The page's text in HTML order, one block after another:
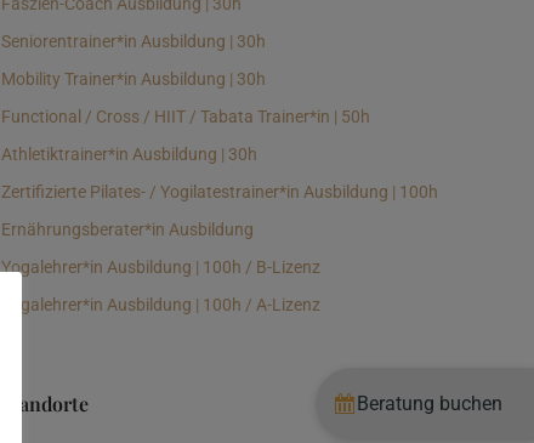
Seniorentrainer*in Ausbildung | 30h
Mobility Trainer*in Ausbildung | 30h
Functional / Cross / HIIT / Tabata Trainer*in | 50h
Athletiktrainer*in Ausbildung | 30h
Zertifizierte Pilates- / Yogilatestrainer*in Ausbildung | 100h
Ernährungsberater*in Ausbildung
Yogalehrer*in Ausbildung | 100h / B-Lizenz
Yogalehrer*in Ausbildung | 100h / A-Lizenz
Standorte Beratung buchen